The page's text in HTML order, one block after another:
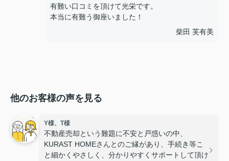
有難い口コミを頂けて光栄です。
本当に有難う御座いました！
柴田 芙有美
他のお客様の声を見る
Y様、T様
不動産売却という難題に不安と戸惑いの中、
KURAST HOMEさんとのご縁があり、手続き等こ
と細かくやさしく、分かりやすくサポートして頂け